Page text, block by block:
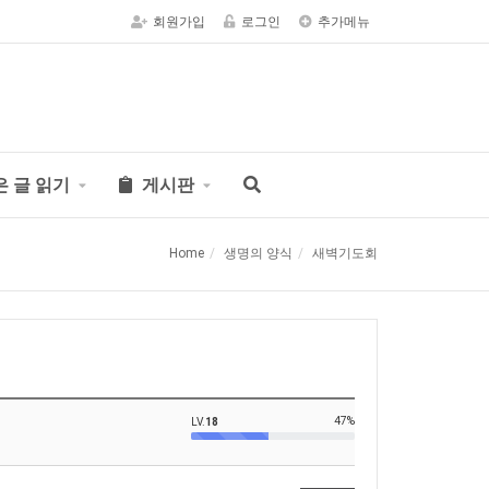
회원가입 로그인 추가메뉴
글 읽기 게시판
Home 생명의 양식 새벽기도회
LV.18 47%